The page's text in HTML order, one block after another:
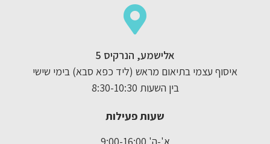
אלישמע, הנרקיס 5
איסוף עצמי בתיאום מראש (ליד כפא סבא) בימי שישי
בין השעות 8:30-10:30
שעות פעילות
א'-ה' 9:00-16:00